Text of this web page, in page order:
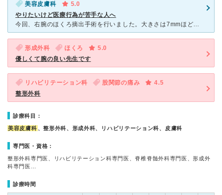
美容皮膚科
5.0
やりたいけど医療行為が苦手な人へ
今回、右腕のほくろ摘出手術を行いました。大きさは7mmほど。(ずっとコンプレックスで今回意を決しました。) 診察はネット予約して病院へ。待ち時間は診察も手術も15分ほど。ビビりな自分にとっては心
形成外科 ほくろ
5.0
優しくて腕の良い先生です
リハビリテーション科 股関節の痛み
4.5
整形外科
診療科目：
美容皮膚科 、整形外科、形成外科、リハビリテーション科、皮膚科
専門医・資格：
整形外科専門医、リハビリテーション科専門医、脊椎脊髄外科専門医、形成外
科専門医…
診療時間